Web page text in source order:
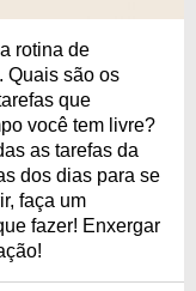
rotina de
Quais são os
que
você tem livre?
as tarefas da
dos dias para se
faça um
fazer! Enxergar